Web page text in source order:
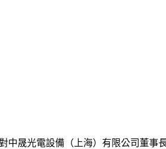
中晟光電設備（上海）有限公司董事